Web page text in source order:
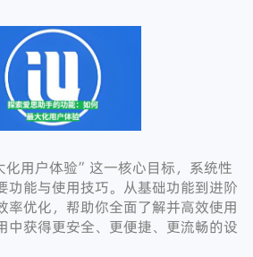
用户体验”这一核心目标，系统性
功能与使用技巧。从基础功能到进阶
率优化，帮助你全面了解并高效使用
中获得更安全、更便捷、更流畅的设